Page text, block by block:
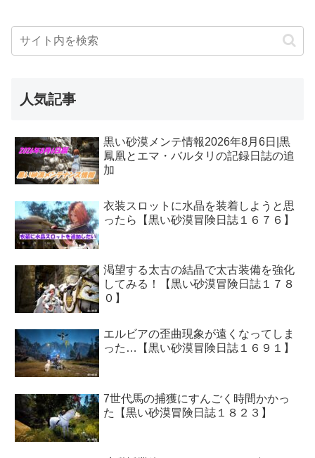
人気記事
黒い砂漠メンテ情報2026年8月6日|黒
鳳凰とエマ・バルタリの記録日誌の追
加
衣装スロットに水晶を装着しようと思
ったら【黒い砂漠冒険日誌１６７６】
渇望する太古の結晶で太古装備を強化
してみる！【黒い砂漠冒険日誌１７８
０】
エルビアの歪曲現象が遠くなってしま
った…【黒い砂漠冒険日誌１６９１】
7世代馬の捕獲にすんごく時間かかっ
た【黒い砂漠冒険日誌１８２３】